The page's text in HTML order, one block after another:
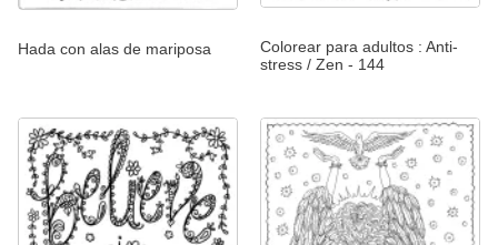
Hada con alas de mariposa
Colorear para adultos : Anti-
stress / Zen - 144